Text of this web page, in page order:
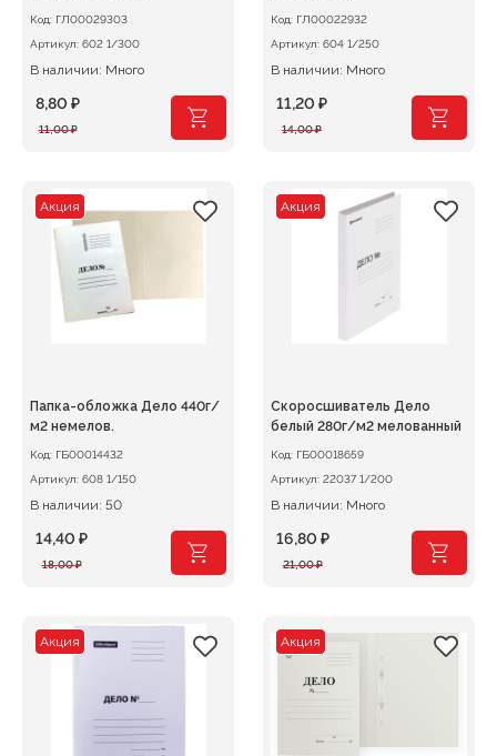
Код: ГЛ00029303
Артикул:
602 1/300
В наличии: Много
11,00₽
Первоначальная
11,00 ₽.
8,80 ₽
Текущая
Код: ГЛ00022932
Артикул:
604 1/250
В наличии: Много
14,00₽
Первоначальная
14,00 ₽.
11,20 ₽
Текущая
Акция
Папка-обложка Дело 440г/
м2 немелов.
Код: ГБ00014432
Артикул:
608 1/150
В наличии: 50
18,00₽
Первоначальная
18,00 ₽.
14,40 ₽
Текущая
Акция
Скоросшиватель Дело
белый 280г/м2 мелованный
Код: ГБ00018659
Артикул:
22037 1/200
В наличии: Много
21,00₽
Первоначальная
21,00 ₽.
16,80 ₽
Текущая
Акция Акция